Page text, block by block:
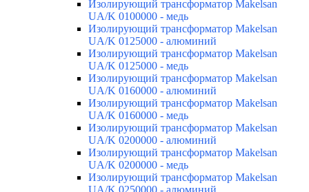
Изолирующий трансформатор Makelsan
UA/K 0100000 - медь
Изолирующий трансформатор Makelsan
UA/K 0125000 - алюминий
Изолирующий трансформатор Makelsan
UA/K 0125000 - медь
Изолирующий трансформатор Makelsan
UA/K 0160000 - алюминий
Изолирующий трансформатор Makelsan
UA/K 0160000 - медь
Изолирующий трансформатор Makelsan
UA/K 0200000 - алюминий
Изолирующий трансформатор Makelsan
UA/K 0200000 - медь
Изолирующий трансформатор Makelsan
UA/K 0250000 - алюминий